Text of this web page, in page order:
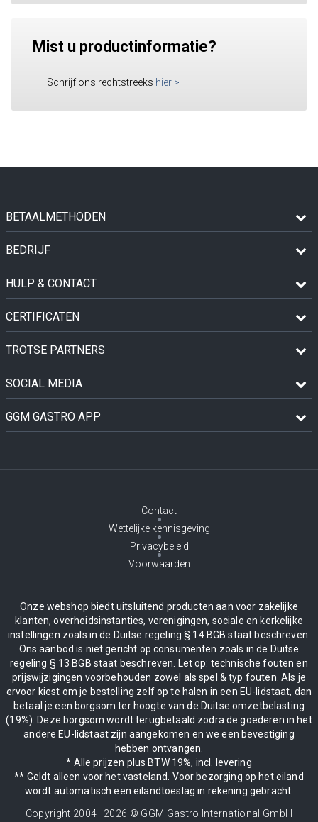
Mist u productinformatie?
Schrijf ons rechtstreeks hier >
BETAALMETHODEN
BEDRIJF
HULP & CONTACT
CERTIFICATEN
TROTSE PARTNERS
SOCIAL MEDIA
GGM GASTRO APP
Contact
Wettelijke kennisgeving
Privacybeleid
Voorwaarden
Onze webshop biedt uitsluitend producten aan voor zakelijke
klanten, overheidsinstanties, verenigingen, sociale en kerkelijke
instellingen zoals in de Duitse regeling § 14 BGB staat beschreven.
Ons aanbod is niet gericht op consumenten zoals in de Duitse
regeling § 13 BGB staat beschreven. Let op: technische fouten en
prijswijzigingen voorbehouden zowel als spel & typ fouten. Als je
ervoor kiest om je bestelling zelf op te halen in een EU-lidstaat, dan
betaal je een borgsom ter hoogte van de Duitse omzetbelasting
(19%). Deze borgsom wordt terugbetaald zodra de goederen in het
andere EU-lidstaat zijn aangekomen en we een bevestiging
hebben ontvangen.
* Alle prijzen plus BTW 19%, incl. levering
** Geldt alleen voor het vasteland. Voor bezorging op het eiland
wordt automatisch een eilandtoeslag in rekening gebracht.
Copyright 2004–2026 © GGM Gastro International GmbH